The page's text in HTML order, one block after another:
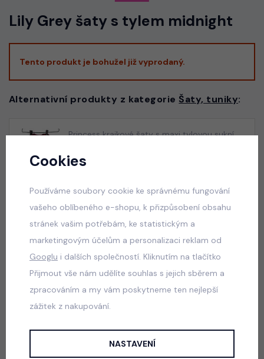
Lily Grey šaty s tylem midnight
Tento produkt je bohužel již vyprodaný.
Alternativní produkty z kategorie Šaty, tuniky:
Princess krajkové šaty s maxi tylovou sukní
skladem
Princess krajkové šaty s maxi tylovou sukní
růžové
skladem
690 Kč
bílé
Cookies
Používáme soubory cookie ke správnému fungování
vašeho oblíbeného e-shopu, k přizpůsobení obsahu
stránek vašim potřebám, ke statistickým a
marketingovým účelům a personalizaci reklam od
Googlu i dalších společností. Kliknutím na tlačítko
Přijmout vše nám udělíte souhlas s jejich sběrem a
zpracováním a my vám poskytneme ten nejlepší
zážitek z nakupování.
NASTAVENÍ